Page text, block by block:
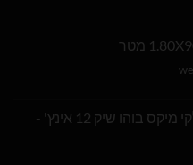
חבילת בלוני גומי איטלקי מיקס בוהו שיק 12 אינץ' -